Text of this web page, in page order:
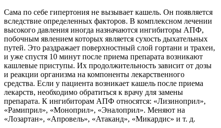
Сама по себе гипертония не вызывает кашель. Он появляется
вследствие определенных факторов. В комплексном лечении
высокого давления иногда назначаются ингибиторы АПФ,
побочным явлением которых является сухость дыхательных
путей. Это раздражает поверхностный слой гортани и трахеи,
и уже спустя 10 минут после приема препарата возникают
кашлевые приступы. Их продолжительность зависит от дозы
и реакции организма на компоненты лекарственного
средства. Если у пациента возникает кашель после приема
лекарств, необходимо обратиться к врачу для замены
препарата. К ингибиторам АПФ относятся: «Лизиноприл»,
«Рамиприл», «Моноприл», «Эналоприл». Меняют на
«Лозартан», «Апровель», «Атаканд», «Микардис» и т. д.